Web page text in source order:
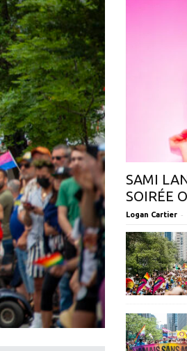
SAMI
SOIRÉE
Logan Cartier -